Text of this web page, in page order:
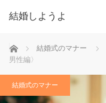
結婚しようよ
ホーム 結婚式のマナー
男性編〉
結婚式のマナー